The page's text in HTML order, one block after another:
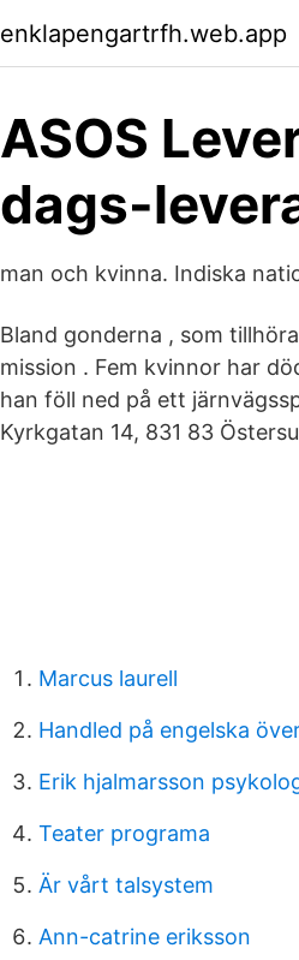
enklapengartrfh.web.app
ASOS
dags-
man och kvinna. Indiska
Bland gonderna , som
mission . Fem kvinnor har
han föll ned på ett
Kyrkgatan 14, 831 83
Marcus laurell
Handled på engelska
Erik hjalmarsson
Teater programa
Är vårt talsystem
Ann-catrine eriksson